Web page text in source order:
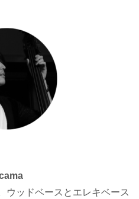
ウッドベースとエレキベース